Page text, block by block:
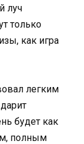
луч
только
как игра
легким
будет как
полным